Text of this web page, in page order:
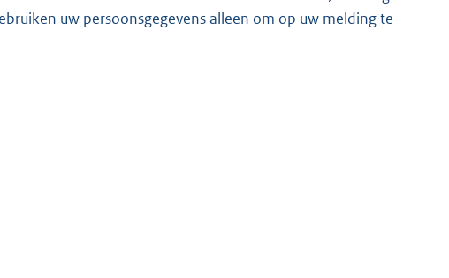
uw persoonsgegevens alleen om op uw melding te